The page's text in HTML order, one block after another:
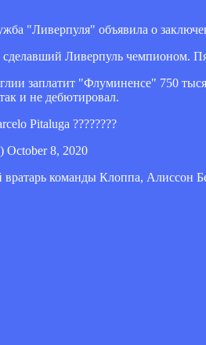
"Ливерпуля" объявила о
сделавший Ливерпуль чемпионом.
заплатит "Флуминенсе" 750
и не дебютировал.
Pitaluga ????????
8, 2020
команды Клоппа, Алиссон